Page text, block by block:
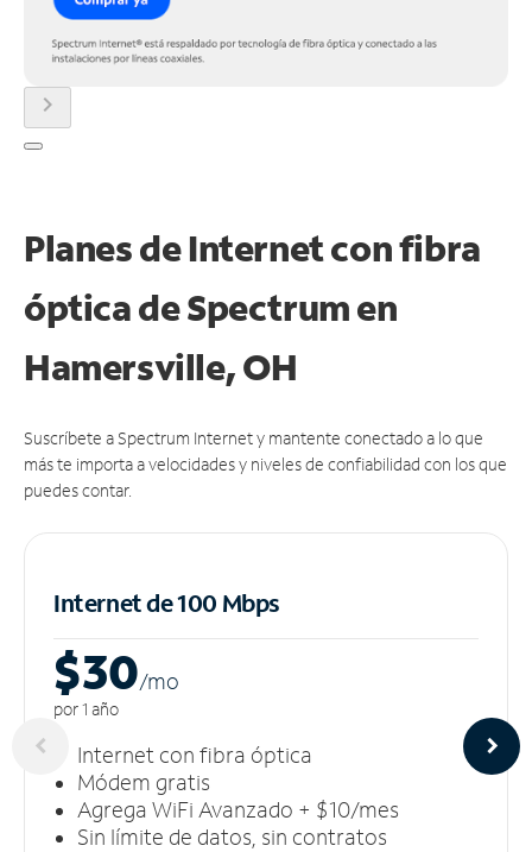
chevron_right
Planes de Internet con fibra
óptica de Spectrum en
Hamersville, OH
Suscríbete a Spectrum Internet y mantente conectado a lo que
más te importa a velocidades y niveles de confiabilidad con los que
puedes contar.
Internet de 100 Mbps
$30/mo
por 1 año
Internet con fibra óptica
Módem gratis
Agrega WiFi Avanzado + $10/mes
Sin límite de datos, sin contratos